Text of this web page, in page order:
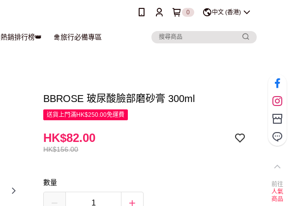
0 中文 (香港)
熱銷排行榜👑 🛅旅行必備專區
BBROSE 玻尿酸臉部磨砂膏 300ml
送貨上門滿HK$250.00免運費
HK$156.00
HK$82.00
數量
前往
人氣
商品